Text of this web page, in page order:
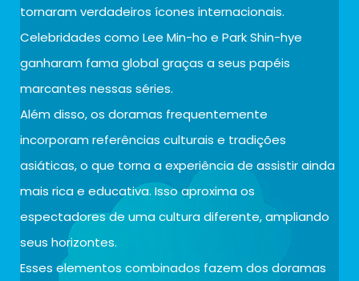
tornaram verdadeiros ícones internacionais.
Celebridades como Lee Min-ho e Park Shin-hye
ganharam fama global graças a seus papéis
marcantes nessas séries.
Além disso, os doramas frequentemente
incorporam referências culturais e tradições
asiáticas, o que torna a experiência de assistir ainda
mais rica e educativa. Isso aproxima os
espectadores de uma cultura diferente, ampliando
seus horizontes.
Esses elementos combinados fazem dos doramas